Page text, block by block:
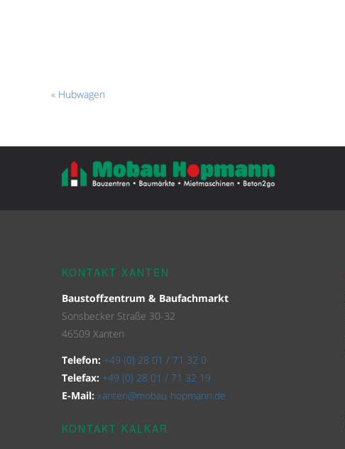
« Hubwagen
KONTAKT XANTEN
Baustoffzentrum & Baufachmarkt
Sonsbecker Straße 30-32
46509 Xanten
Telefon: +49 (0) 28 01 / 71 32 0
Telefax: +49 (0) 28 01 / 71 32 19
E-Mail: xanten@mobau-hopmann.de
KONTAKT KALKAR